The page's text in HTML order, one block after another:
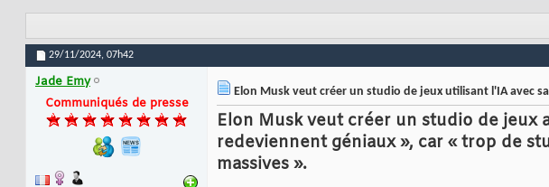
29/11/2024, 07h42
Jade Emy
Communiqués de presse
Elon Musk veut créer un studio de jeux utilisant l'IA avec
Elon Musk veut créer un studio de jeux
redeviennent géniaux », car « trop de
massives ».